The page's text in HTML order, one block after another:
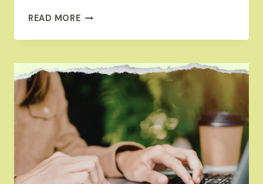
READ MORESETOR
DESTAQUES
INTERNACIONAIS